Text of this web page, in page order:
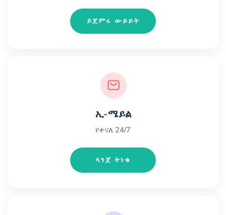
ይጀምሩ ውይይት
ኢ-ሜይል
የቀናለ 24/7
ላንጀ ትነቁ